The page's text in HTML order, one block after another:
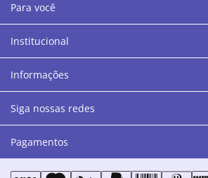
área de beleza. São 12 centros
programação semanal de
“O varejo corre nas nossas veias
humanos, éticos e morais. E que o
as cores da Danny Cosméticos,
transmitindo paz e harmonia
Para você
Institucional
Informações
Siga nossas redes
Pagamentos